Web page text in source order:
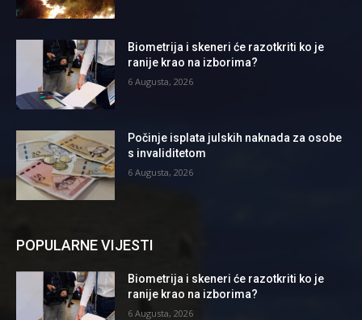
Biometrija i skeneri će razotkriti ko je
ranije krao na izborima?
6 Augusta, 2026
Počinje isplata julskih naknada za osobe
s invaliditetom
6 Augusta, 2026
POPULARNE VIJESTI
Biometrija i skeneri će razotkriti ko je
ranije krao na izborima?
6 Augusta, 2026